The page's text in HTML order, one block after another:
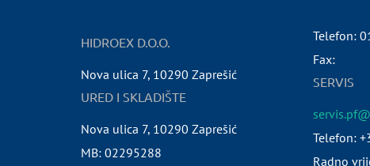
HIDROEX D.O.O.
Nova ulica 7, 10290 Zaprešić
URED I SKLADIŠTE
Nova ulica 7, 10290 Zaprešić
MB: 02295288
Telefon:
Fax:
SERVIS
Telefon:
Radno